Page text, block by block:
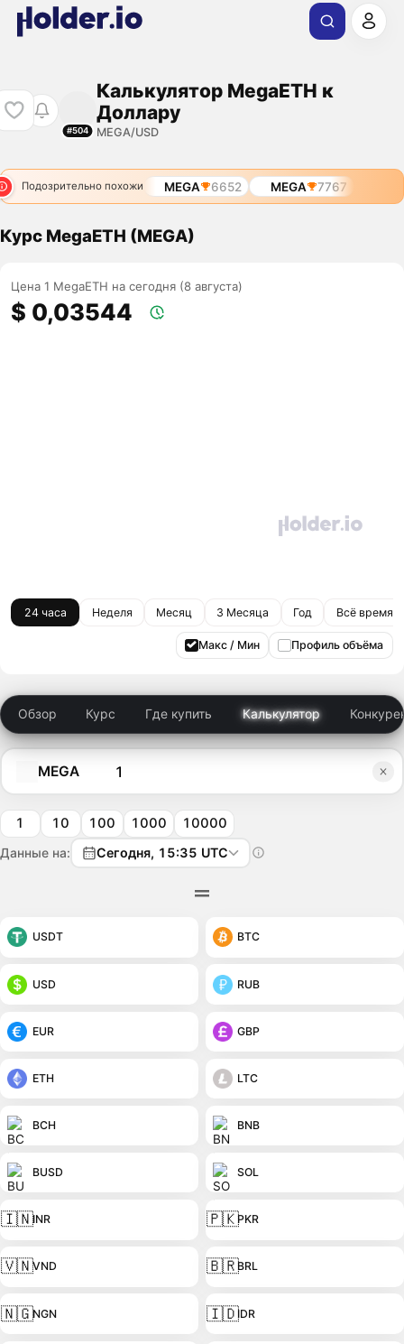
#504
Калькулятор MegaETH к
Доллару
MEGA/USD
Подозрительно похожи MEGA 6652 MEGA 7767
Курс MegaETH (MEGA)
Цена 1 MegaETH на сегодня (8 августа)
$ 0,03544
24 часа Неделя Месяц 3 Месяца Год Всё время
Макс / Мин Профиль объёма
Обзор Курс Где купить Калькулятор
MEGA
1 10 100 1000 10000
Данные на: Сегодня, 15:35 UTC
USDT BTC
USD RUB
EUR GBP
ETH LTC
BCH BNB
BUSD SOL
🇮🇳INR 🇵🇰PKR
🇻🇳VND 🇧🇷BRL
🇳🇬NGN 🇮🇩IDR